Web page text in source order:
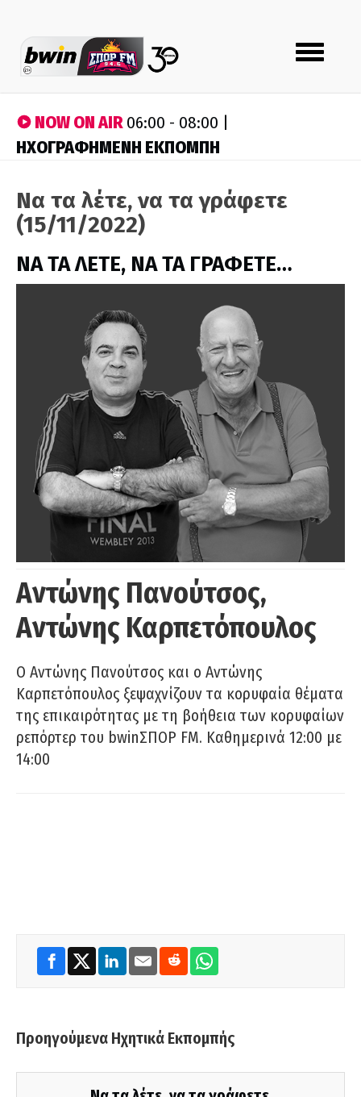
Toggle
navigation
NOW ON AIR06:00 - 08:00 |
ΗΧΟΓΡΑΦΗΜΕΝΗ ΕΚΠΟΜΠΗ
Να τα λέτε, να τα γράφετε
(15/11/2022)
ΝΑ ΤΑ ΛΕΤΕ, ΝΑ ΤΑ ΓΡΑΦΕΤΕ…
Αντώνης Πανούτσος,
Αντώνης Καρπετόπουλος
Ο Αντώνης Πανούτσος και ο Αντώνης
Καρπετόπουλος ξεψαχνίζουν τα κορυφαία θέματα
της επικαιρότητας με τη βοήθεια των κορυφαίων
ρεπόρτερ του bwinΣΠΟΡ FM. Καθημερινά 12:00 με
14:00
Προηγούμενα Ηχητικά Εκπομπής